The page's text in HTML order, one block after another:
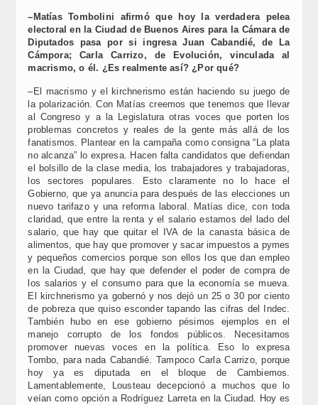
–Matías Tombolini afirmó que hoy la verdadera pelea
electoral en la Ciudad de Buenos Aires para la Cámara de
Diputados pasa por si ingresa Juan Cabandié, de La
Cámpora; Carla Carrizo, de Evolución, vinculada al
macrismo, o él. ¿Es realmente así? ¿Por qué?
–El macrismo y el kirchnerismo están haciendo su juego de
la polarización. Con Matías creemos que tenemos que llevar
al Congreso y a la Legislatura otras voces que porten los
problemas concretos y reales de la gente más allá de los
fanatismos. Plantear en la campaña como consigna “La plata
no alcanza” lo expresa. Hacen falta candidatos que defiendan
el bolsillo de la clase media, los trabajadores y trabajadoras,
los sectores populares. Esto claramente no lo hace el
Gobierno, que ya anuncia para después de las elecciones un
nuevo tarifazo y una reforma laboral. Matías dice, con toda
claridad, que entre la renta y el salario estamos del lado del
salario, que hay que quitar el IVA de la canasta básica de
alimentos, que hay que promover y sacar impuestos a pymes
y pequeños comercios porque son ellos los que dan empleo
en la Ciudad, que hay que defender el poder de compra de
los salarios y el consumo para que la economía se mueva.
El kirchnerismo ya gobernó y nos dejó un 25 o 30 por ciento
de pobreza que quiso esconder tapando las cifras del Indec.
También hubo en ese gobierno pésimos ejemplos en el
manejo corrupto de los fondos públicos. Necesitamos
promover nuevas voces en la política. Eso lo expresa
Tombo, para nada Cabandié. Tampoco Carla Carrizo, porque
hoy ya es diputada en el bloque de Cambiemos.
Lamentablemente, Lousteau decepcionó a muchos que lo
veían como opción a Rodríguez Larreta en la Ciudad. Hoy es